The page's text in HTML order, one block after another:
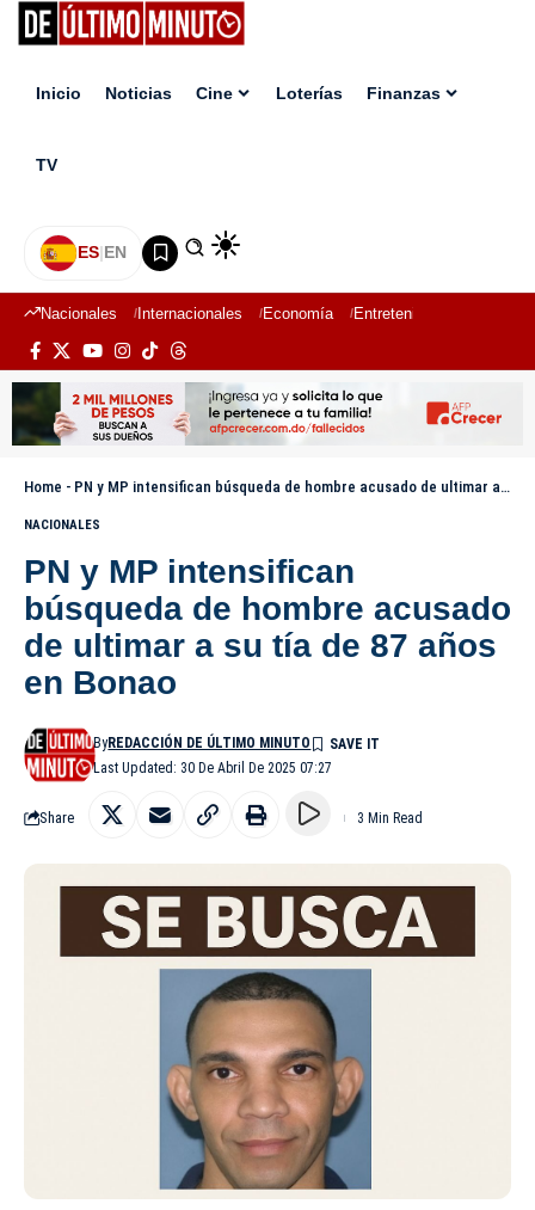
Inicio Noticias Cine Loterías Finanzas
TV
ES|EN
Nacionales Internacionales Economía Entretenimiento
Home - PN y MP intensifican búsqueda de hombre acusado de ultimar a su tía de 87 años en Bonao
NACIONALES
PN y MP intensifican
búsqueda de hombre acusado
de ultimar a su tía de 87 años
en Bonao
Last Updated: 30 De Abril De 2025 07:27
ByREDACCIÓN DE ÚLTIMO MINUTO
Share 3 Min Read